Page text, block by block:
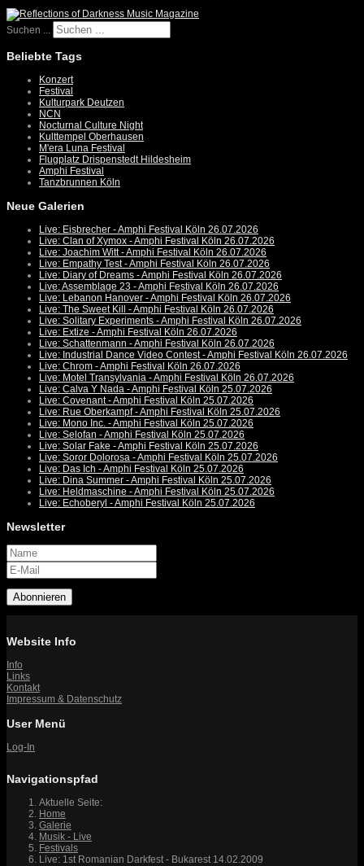
Suchen ...
Beliebte Tags
Konzert
Festival
Kulturpark Deutzen
NCN
Nocturnal Culture Night
Kulttempel Oberhausen
M'era Luna Festival
Flugplatz Drispenstedt Hildesheim
Amphi Festival
Tanzbrunnen Köln
Neue Galerien
Live: Eisbrecher - Amphi Festival Köln 26.07.2026
Live: Clan of Xymox - Amphi Festival Köln 26.07.2026
Live: Joachim Witt - Amphi Festival Köln 26.07.2026
Live: Empathy Test - Amphi Festival Köln 26.07.2026
Live: Diary of Dreams - Amphi Festival Köln 26.07.2026
Live: Assemblage 23 - Amphi Festival Köln 26.07.2026
Live: Lebanon Hanover - Amphi Festival Köln 26.07.2026
Live: The Sweet Kill - Amphi Festival Köln 26.07.2026
Live: Solitary Experiments - Amphi Festival Köln 26.07.2026
Live: Extize - Amphi Festival Köln 26.07.2026
Live: Schattenmann - Amphi Festival Köln 26.07.2026
Live: Industrial Dance Video Contest - Amphi Festival Köln 26.07.2026
Live: Chrom - Amphi Festival Köln 26.07.2026
Live: Motel Transylvania - Amphi Festival Köln 26.07.2026
Live: Calva Y Nada - Amphi Festival Köln 25.07.2026
Live: Covenant - Amphi Festival Köln 25.07.2026
Live: Rue Oberkampf - Amphi Festival Köln 25.07.2026
Live: Mono Inc. - Amphi Festival Köln 25.07.2026
Live: Selofan - Amphi Festival Köln 25.07.2026
Live: Solar Fake - Amphi Festival Köln 25.07.2026
Live: Soror Dolorosa - Amphi Festival Köln 25.07.2026
Live: Das Ich - Amphi Festival Köln 25.07.2026
Live: Dina Summer - Amphi Festival Köln 25.07.2026
Live: Heldmaschine - Amphi Festival Köln 25.07.2026
Live: Echoberyl - Amphi Festival Köln 25.07.2026
Newsletter
Abonnieren
Website Info
Info
Links
Kontakt
Impressum & Datenschutz
User Menü
Log-In
Navigationspfad
Aktuelle Seite:
Home
Galerie
Musik - Live
Festivals
Live: 1st Romanian Darkfest - Bukarest 14.02.2009